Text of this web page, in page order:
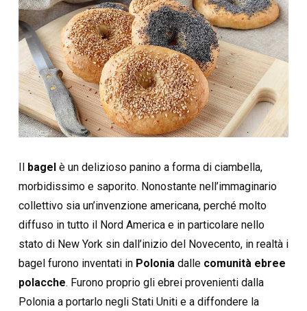
bagel è un delizioso panino a forma di ciambella,
morbidissimo e saporito. Nonostante nell’immaginario
collettivo sia un’invenzione americana, perché molto
diffuso in tutto il Nord America e in particolare nello
stato di New York sin dall’inizio del Novecento, in realtà i
bagel furono inventati in Poloniadalle comunità ebree
polacche. Furono proprio gli ebrei provenienti dalla
Polonia a portarlo negli Stati Uniti e a diffondere la